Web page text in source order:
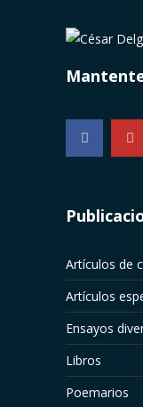
...
Artículos de
Artículos
Ensayos
Libros
Poemarios